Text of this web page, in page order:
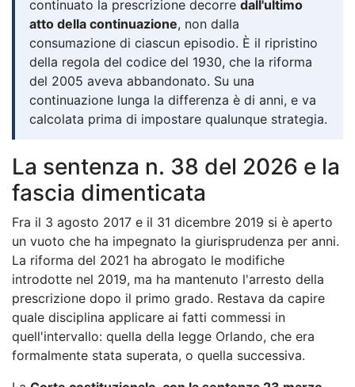
continuato la prescrizione decorre dall'ultimo
atto della continuazione, non dalla
consumazione di ciascun episodio. È il ripristino
della regola del codice del 1930, che la riforma
del 2005 aveva abbandonato. Su una
continuazione lunga la differenza è di anni, e va
calcolata prima di impostare qualunque strategia.
La sentenza n. 38 del 2026 e la
fascia dimenticata
Fra il 3 agosto 2017 e il 31 dicembre 2019 si è aperto
un vuoto che ha impegnato la giurisprudenza per anni.
La riforma del 2021 ha abrogato le modifiche
introdotte nel 2019, ma ha mantenuto l'arresto della
prescrizione dopo il primo grado. Restava da capire
quale disciplina applicare ai fatti commessi in
quell'intervallo: quella della legge Orlando, che era
formalmente stata superata, o quella successiva.